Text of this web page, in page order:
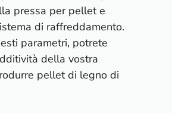
pressa per pellet e
di raffreddamento.
parametri, potrete
della vostra
pellet di legno di